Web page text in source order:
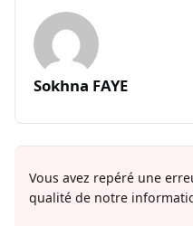
Sokhna FAYE
Vous avez repéré une
qualité de notre